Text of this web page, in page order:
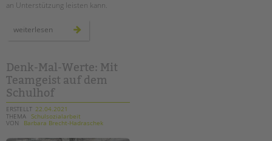
an Unterstützung leisten kann.
weiterlesen paritätisches
positionspapier:
in
der
pandemie
Denk-Mal-Werte: Mit
Teamgeist auf dem
Schulhof
ERSTELLT 22.04.2021
THEMA Schulsozialarbeit
VON
Barbara Brecht-Hadraschek